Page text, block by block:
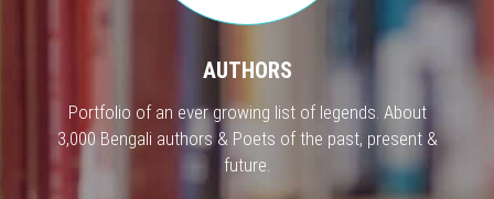
AUTHORS
Portfolio of an ever growing list of legends. About
3,000 Bengali authors & Poets of the past, present &
future.